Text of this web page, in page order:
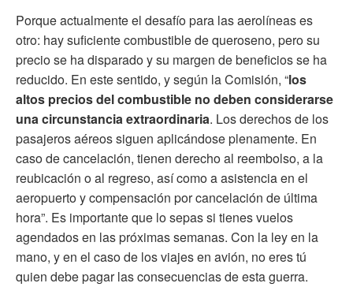
Porque actualmente el desafío para las aerolíneas es
otro: hay suficiente combustible de queroseno, pero su
precio se ha disparado y su margen de beneficios se ha
reducido. En este sentido, y según la Comisión, “los
altos precios del combustible no deben considerarse
una circunstancia extraordinaria. Los derechos de los
pasajeros aéreos siguen aplicándose plenamente. En
caso de cancelación, tienen derecho al reembolso, a la
reubicación o al regreso, así como a asistencia en el
aeropuerto y compensación por cancelación de última
hora”. Es importante que lo sepas si tienes vuelos
agendados en las próximas semanas. Con la ley en la
mano, y en el caso de los viajes en avión, no eres tú
quien debe pagar las consecuencias de esta guerra.